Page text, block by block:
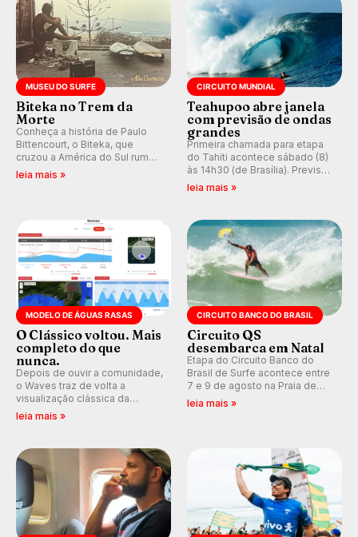
MUSEU DO SURFE
Biteka no Trem da
Morte
Conheça a história de Paulo
Bittencourt, o Biteka, que
cruzou a América do Sul rumo
ao Pacífico em uma jornada
leia mais »
CIRCUITO MUNDIAL
Teahupoo abre janela
com previsão de ondas
grandes
Primeira chamada para etapa
do Tahiti acontece sábado (8)
às 14h30 (de Brasília). Previsão
indica swell consistente.
Kelly Slater convidado.
leia mais »
MODELO DE ÁGUAS RASAS
O Clássico voltou. Mais
completo do que
nunca.
Depois de ouvir a comunidade,
o Waves traz de volta a
visualização clássica da
previsão de águas rasas,
ondas para até 16 dias.
leia mais »
CIRCUITO BANCO DO BRASIL
Circuito QS
desembarca em Natal
Etapa do Circuito Banco do
Brasil de Surfe acontece entre
7 e 9 de agosto na Praia de
Miami (RN), em disputas
leia mais »